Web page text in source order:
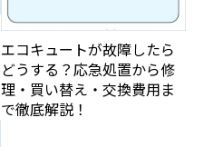
エコキュートが故障したら
どうする？応急処置から修
理・買い替え・交換費用ま
で徹底解説！